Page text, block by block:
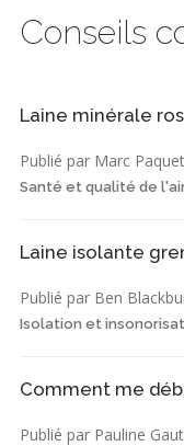
Conseils
Laine minérale
Publié par Marc Paquet
Santé et qualité de
Laine isolante
Publié par Ben
Isolation et
Comment me
Publié par Pauline